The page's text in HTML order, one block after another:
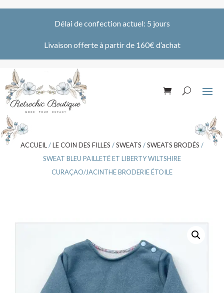
Délai de confection actuel: 5 jours
Livaison offerte à partir de 160€ d’achat
ACCUEIL /LE COIN DES FILLES /SWEATS /SWEATS BRODÉS /
SWEAT BLEU PAILLETÉ ET LIBERTY WILTSHIRE
CURAÇAO/JACINTHE BRODERIE ÉTOILE